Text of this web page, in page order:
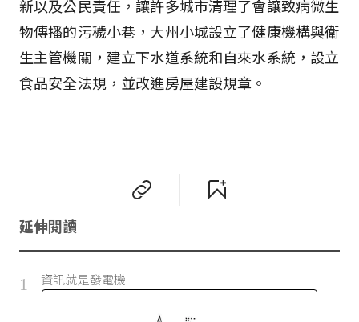
新以及公民責任，讓許多城市清理了會讓致病微生
物傳播的污穢小巷，大州小城設立了健康機構與衛
生主管機關，建立下水道系統和自來水系統，設立
食品安全法規，並改進房屋建設規章。
延伸閱讀
1 資訊就是發電機